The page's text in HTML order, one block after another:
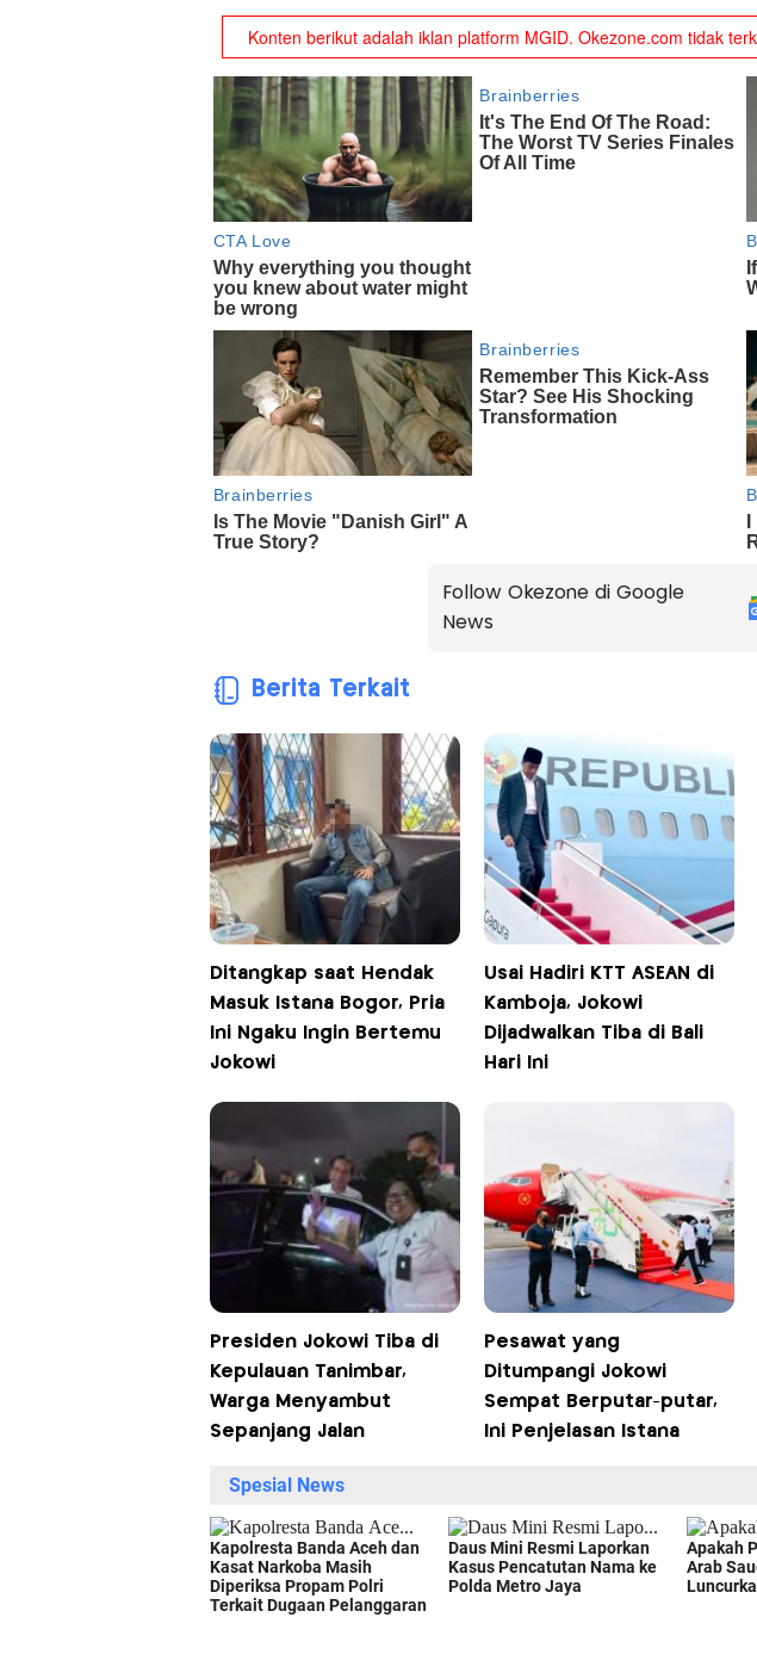
Follow Okezone di Google
News
Berita Terkait
Ditangkap saat Hendak
Masuk Istana Bogor, Pria
Ini Ngaku Ingin Bertemu
Jokowi
Usai Hadiri KTT ASEAN di
Kamboja, Jokowi
Dijadwalkan Tiba di Bali
Hari Ini
Presiden Jokowi Tiba di
Kepulauan Tanimbar,
Warga Menyambut
Sepanjang Jalan
Pesawat yang
Ditumpangi Jokowi
Sempat Berputar-putar,
Ini Penjelasan Istana